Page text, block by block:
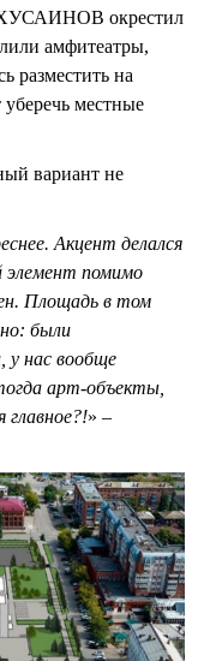
ХУСАИНОВ окрестил
амфитеатры,
разместить на
местные
вариант не
Акцент делался
помимо
Площадь в том
были
нас вообще
арт-объекты,
главное?!» –